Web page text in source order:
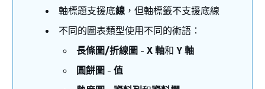
軸標題支援底線 ，但軸標籤不支援底線
不同的圖表類型使用不同的術語：
長條圖/折線圖 - X 軸和 Y 軸
圓餅圖 - 值